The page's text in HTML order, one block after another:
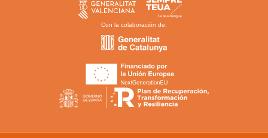
Con la colaboración de: